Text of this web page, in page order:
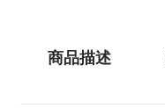
商品描述